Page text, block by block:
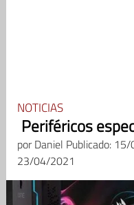
NOTICIAS
Periféricos
porDaniel Publicado:
23/04/2021